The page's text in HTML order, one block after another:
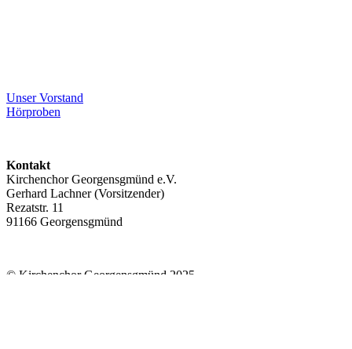
Unser Vorstand
Hörproben
Kontakt
Kirchenchor Georgensgmünd e.V.
Gerhard Lachner (Vorsitzender)
Rezatstr. 11
91166 Georgensgmünd
© Kirchenchor Georgensgmünd 2025